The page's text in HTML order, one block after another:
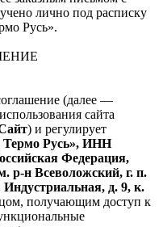
лично под расписку
Русь».
(далее —
сайта
) и регулирует
Русь», ИНН
Федерация,
р-н Всеволожский, г. п.
д. 9, к.
получающим доступ к